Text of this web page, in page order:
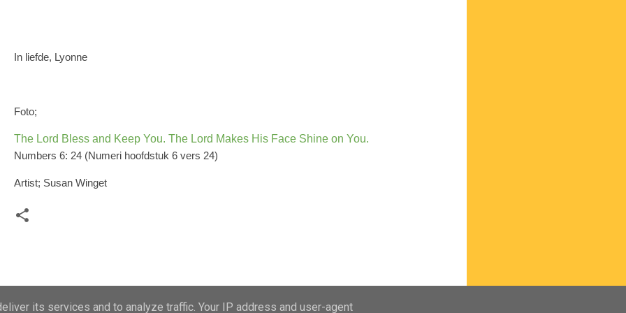
In liefde, Lyonne
Foto;
The Lord Bless and Keep You. The Lord Makes His Face Shine on You.
Numbers 6: 24 (Numeri hoofdstuk 6 vers 24)
Artist; Susan Winget
its services and to analyze traffic. Your IP address and user-agent